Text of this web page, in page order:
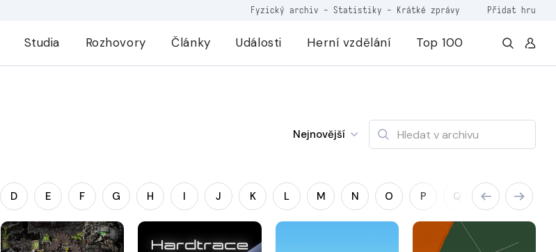
Fyzický archiv - Statistiky - Krátké zprávy Přidat hru
Studia Rozhovory Články Události Herní vzdělání Top 100
Nejnovější
D E F G H I J K L M N O P Q R S